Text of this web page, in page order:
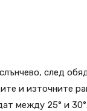
след
и източните
между 25° и 30°.